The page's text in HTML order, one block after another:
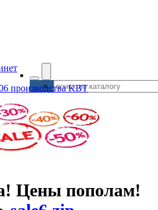
производства KBT
Цены пополам!